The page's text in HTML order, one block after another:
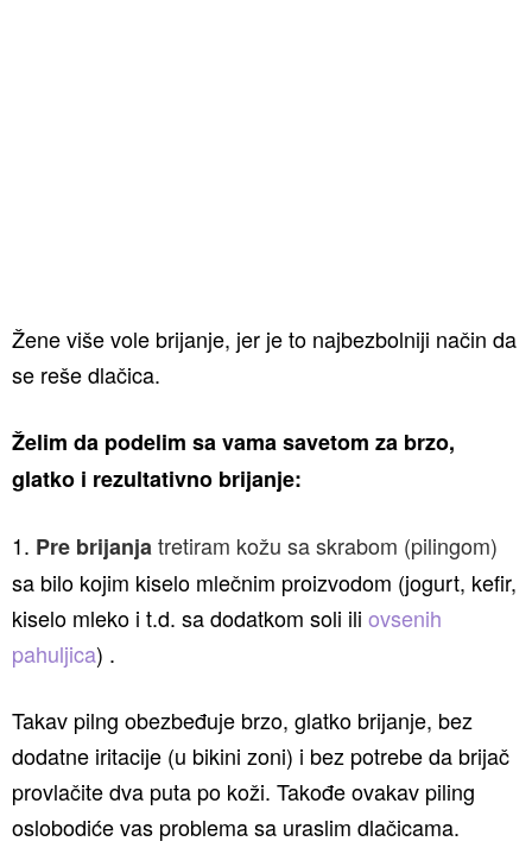
Žene više vole brijanje, jer je to najbezbolniji način da
se reše dlačica.
Želim da podelim sa vama savetom za brzo,
glatko i rezultativno brijanje:
1. Pre brijanjatretiram kožu sa skrabom (pilingom)
sa bilo kojim kiselo mlečnim proizvodom (jogurt, kefir,
kiselo mleko i t.d. sa dodatkom soli ili ovsenih
pahuljica) .
Takav pilng obezbeđuje brzo, glatko brijanje, bez
dodatne iritacije (u bikini zoni) i bez potrebe da brijač
provlačite dva puta po koži. Takođe ovakav piling
oslobodiće vas problema sa uraslim dlačicama.